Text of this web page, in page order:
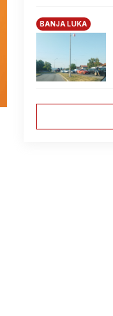
BANJA LUKA